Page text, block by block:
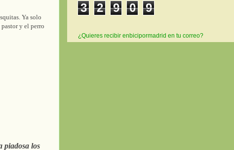
Ya solo
y el perro
piadosa los
3 2 9 0 9
¿Quieres recibir enbicipormadrid en tu correo?